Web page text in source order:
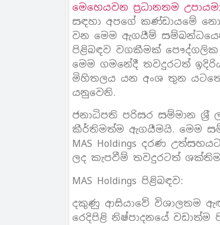
මෙහෙයවන ප‍්‍රධානතම
සඳහා අපගේ කණ්ඩායමේ
වන මෙම ඇගයීම්
පිළිබඳව වගකීමක් පෞද්ගලික
මෙම ගමනේදී තවදුරටත්
මිහිතලය යන අංශ තුන යටතේ
යනුවෙනි.
ජනාධිපති පරිසර සම්මාන ශ‍්‍රී
කීර්තිමත්ම ඇගයීමයි. මෙම
MAS Holdings දරණ
ලද කැපවීම් තවදුරටත්
MAS Holdings පිළිබඳව:
දකුණු ආසියාවේ විශාලතම
රෙදිපිළි නිෂ්පාදනයේ වඩාත්ම